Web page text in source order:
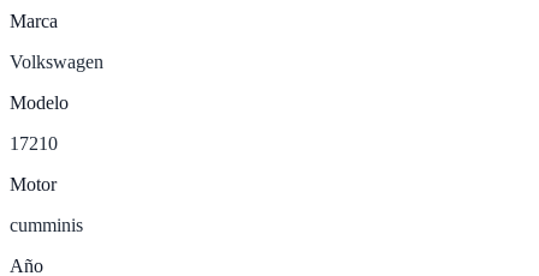
Marca
Volkswagen
Modelo
17210
Motor
cumminis
Año